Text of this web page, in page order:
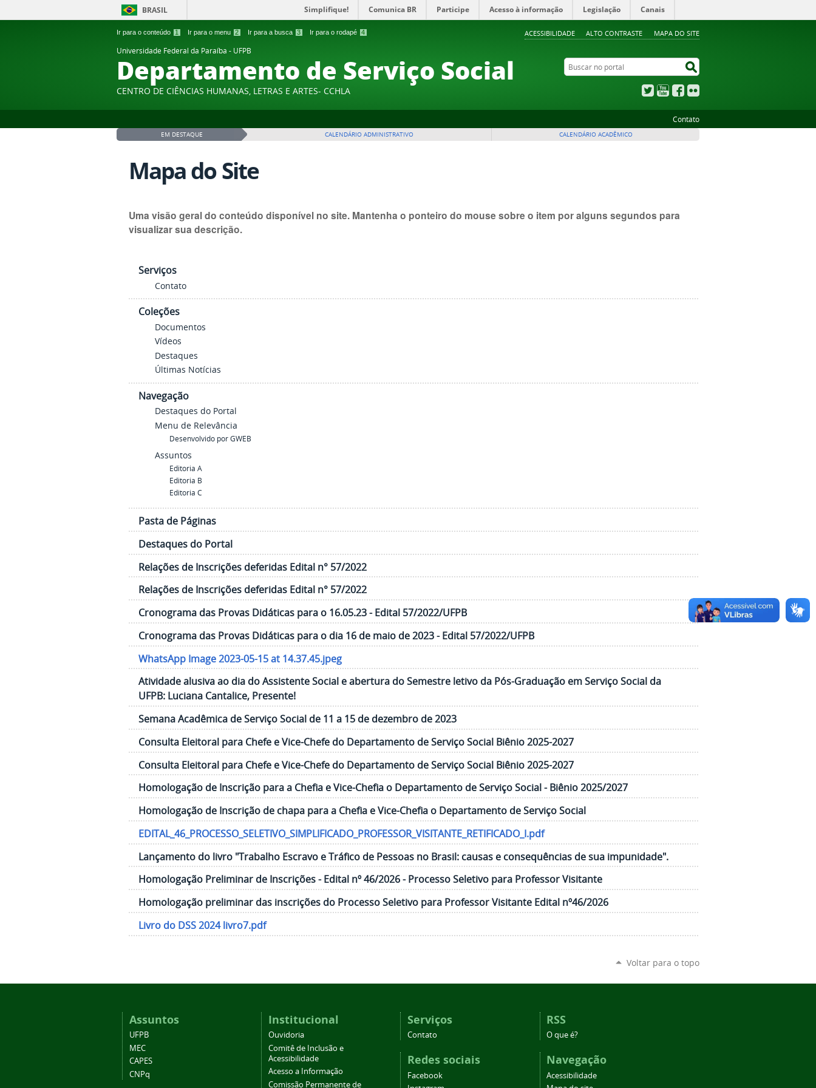
Ir para o conteúdo 1 Ir para o menu 2 Ir para a busca 3 Ir para o rodapé 4 ACESSIBILIDADE ALTO CONTRASTE MAPA DO SITE
BRASIL Simplifique! Comunica BR Participe Acesso à informação Legislação Canais
Universidade Federal da Paraíba - UFPB
Departamento de Serviço Social
CENTRO DE CIÊNCIAS HUMANAS, LETRAS E ARTES- CCHLA
Buscar no portal
TwitterYouTubeFacebook
Contato
EM DESTAQUE CALENDÁRIO ADMINISTRATIVO CALENDÁRIO ACADÊMICO
Mapa do Site
Uma visão geral do conteúdo disponível no site. Mantenha o ponteiro do mouse sobre o item por alguns segundos para
visualizar sua descrição.
Serviços
Contato
Coleções
Documentos
Vídeos
Destaques
Últimas Notícias
Navegação
Destaques do Portal
Menu de Relevância
Desenvolvido por GWEB
Assuntos
Editoria A
Editoria B
Editoria C
Pasta de Páginas
Destaques do Portal
Relações de Inscrições deferidas Edital n° 57/2022
Relações de Inscrições deferidas Edital n° 57/2022
Cronograma das Provas Didáticas para o 16.05.23 - Edital 57/2022/UFPB
Cronograma das Provas Didáticas para o dia 16 de maio de 2023 - Edital 57/2022/UFPB
WhatsApp Image 2023-05-15 at 14.37.45.jpeg
Atividade alusiva ao dia do Assistente Social e abertura do Semestre letivo da Pós-Graduação em Serviço Social da
UFPB: Luciana Cantalice, Presente!
Semana Acadêmica de Serviço Social de 11 a 15 de dezembro de 2023
Consulta Eleitoral para Chefe e Vice-Chefe do Departamento de Serviço Social Biênio 2025-2027
Consulta Eleitoral para Chefe e Vice-Chefe do Departamento de Serviço Social Biênio 2025-2027
Homologação de Inscrição para a Chefia e Vice-Chefia o Departamento de Serviço Social - Biênio 2025/2027
Homologação de Inscrição de chapa para a Chefia e Vice-Chefia o Departamento de Serviço Social
EDITAL_46_PROCESSO_SELETIVO_SIMPLIFICADO_PROFESSOR_VISITANTE_RETIFICADO_I.pdf
Lançamento do livro "Trabalho Escravo e Tráfico de Pessoas no Brasil: causas e consequências de sua impunidade".
Homologação Preliminar de Inscrições - Edital nº 46/2026 - Processo Seletivo para Professor Visitante
Homologação preliminar das inscrições do Processo Seletivo para Professor Visitante Edital nº46/2026
Livro do DSS 2024 livro7.pdf
Voltar para o topo
Assuntos
UFPB
MEC
CAPES
CNPq
Institucional
Ouvidoria
Comitê de Inclusão e
Acessibilidade
Acesso a Informação
Comissão Permanente de
Serviços
Contato
Redes sociais
Facebook
RSS
O que é?
Navegação
Acessibilidade